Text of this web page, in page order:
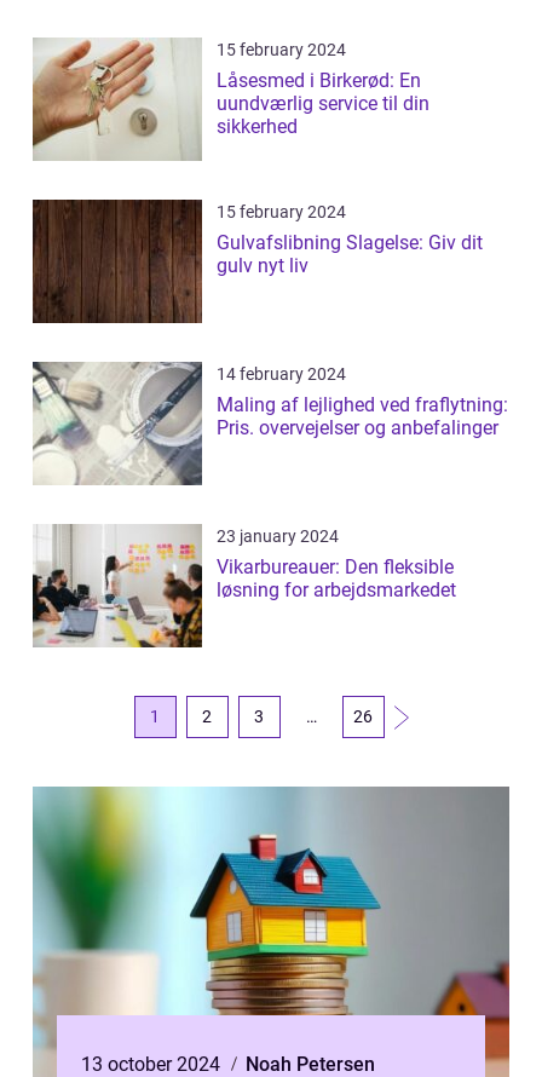
15 february 2024
Låsesmed i Birkerød: En
uundværlig service til din
sikkerhed
15 february 2024
Gulvafslibning Slagelse: Giv dit
gulv nyt liv
14 february 2024
Maling af lejlighed ved fraflytning:
Pris. overvejelser og anbefalinger
23 january 2024
Vikarbureauer: Den fleksible
løsning for arbejdsmarkedet
1 2 3 … 26
13 october 2024
Noah Petersen